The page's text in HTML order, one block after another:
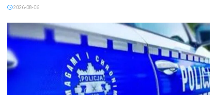
2026-08-06